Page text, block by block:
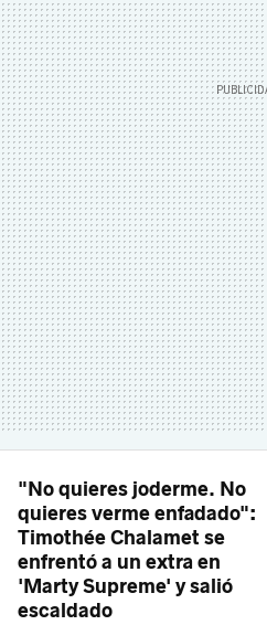
"No quieres joderme. No
quieres verme enfadado":
Timothée Chalamet se
enfrentó a un extra en
'Marty Supreme' y salió
escaldado